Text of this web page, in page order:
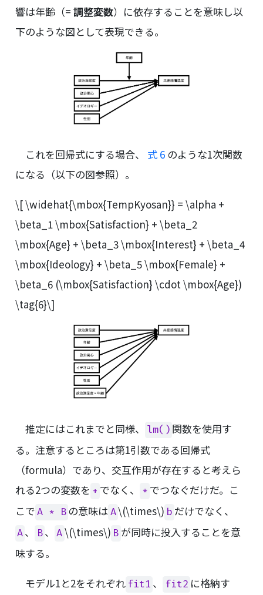
響は年齢（= 調整変数）に依存することを意味し以
下のような図として表現できる。
これを回帰式にする場合、 式 6のような1次関数
になる（以下の図参照）。
\[ \widehat{\mbox{TempKyosan}} = \alpha +
\beta_1 \mbox{Satisfaction} + \beta_2
\mbox{Age} + \beta_3 \mbox{Interest} + \beta_4
\mbox{Ideology} + \beta_5 \mbox{Female} +
\beta_6 (\mbox{Satisfaction} \cdot \mbox{Age})
\tag{6}\]
推定にはこれまでと同様、 lm() 関数を使用す
る。注意するところは第1引数である回帰式
（formula）であり、交互作用が存在すると考えら
れる2つの変数を + でなく、 * でつなぐだけだ。こ
こでA * Bの意味はA\(\times\) b だけでなく、
A、 B 、 A\(\times\) B が同時に投入することを意
味する。
モデル1と2をそれぞれ fit1 、 fit2 に格納す